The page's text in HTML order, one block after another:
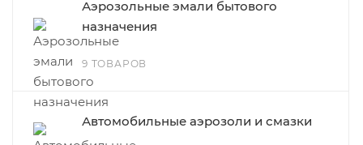
Аэрозольные эмали бытового
назначения
9 ТОВАРОВ
Автомобильные аэрозоли и смазки